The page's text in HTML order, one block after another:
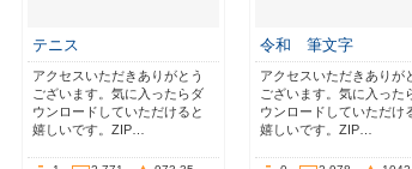
テニス
アクセスいただきありがとう
ございます。気に入ったらダ
ウンロードしていただけると
嬉しいです。ZIP…
令和 筆文字
アクセスいただきありが
ございます。気に入った
ウンロードしていただけ
嬉しいです。ZIP…